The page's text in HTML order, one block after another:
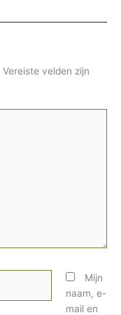
Vereiste velden zijn
Mijn
naam, e-
mail en